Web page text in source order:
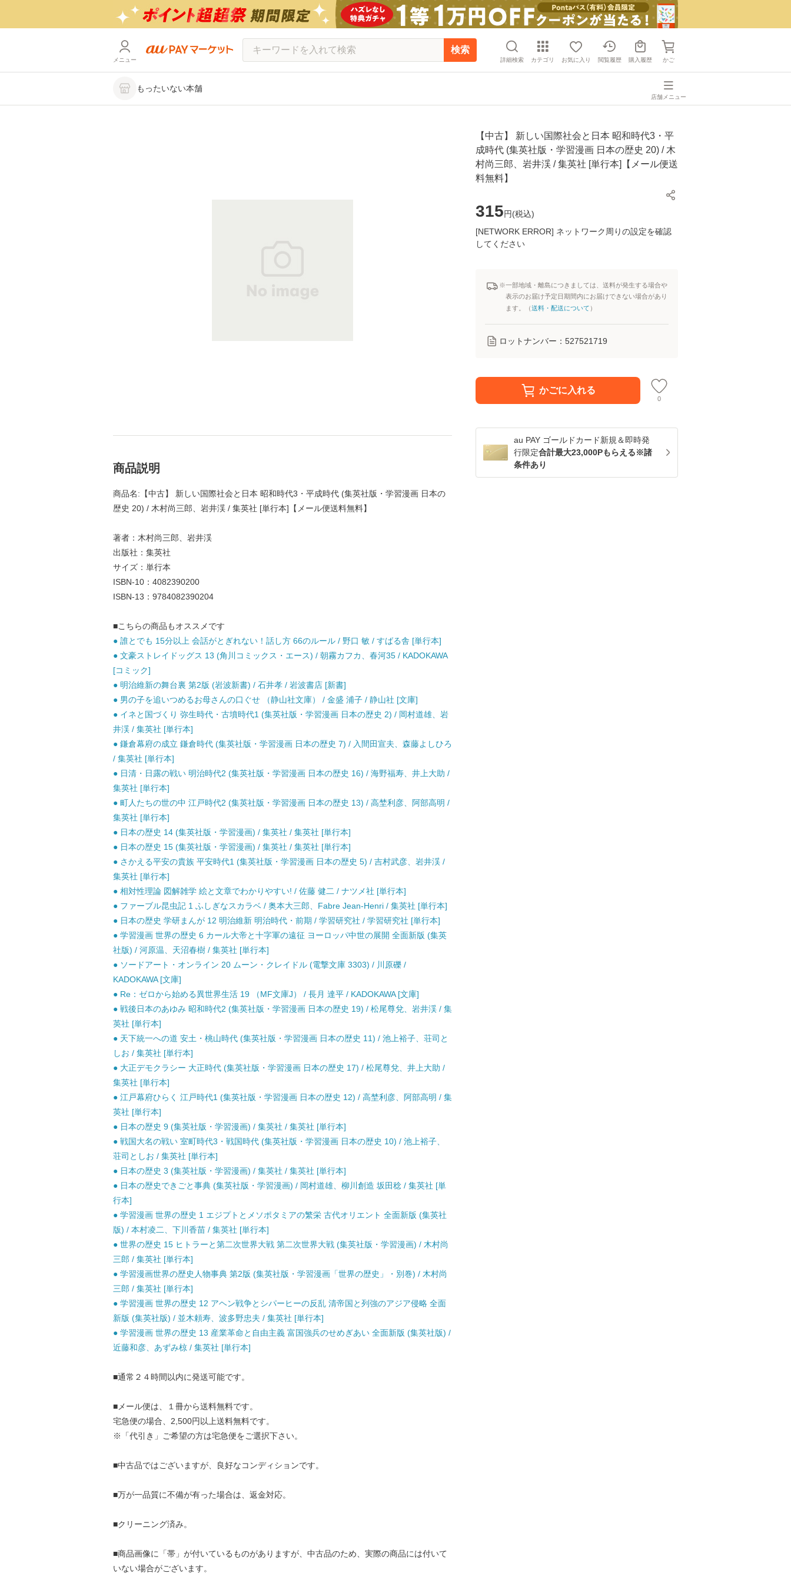
メニュー
検索
詳細検索 カテゴリ お気に入り 閲覧履歴 購入履歴 かご
もったいない本舗
店舗メニュー
【中古】 新しい国際社会と日本 昭和時代3・平
成時代 (集英社版・学習漫画 日本の歴史 20) / 木
村尚三郎、岩井渓 / 集英社 [単行本]【メール便送
料無料】
315円(税込)
[NETWORK ERROR] ネットワーク周りの設定を確認
してください
※一部地域・離島につきましては、送料が発生する場合や
表示のお届け予定日期間内にお届けできない場合があり
ます。（送料・配送について ）
ロットナンバー： 527521719
かごに入れる
0
au PAY ゴールドカード新規＆即時発
行限定合計最大23,000Pもらえる※諸
条件あり
商品説明
商品名:【中古】 新しい国際社会と日本 昭和時代3・平成時代 (集英社版・学習漫画 日本の
歴史 20) / 木村尚三郎、岩井渓 / 集英社 [単行本]【メール便送料無料】
著者：木村尚三郎、岩井渓
出版社：集英社
サイズ：単行本
ISBN-10：4082390200
ISBN-13：9784082390204
■こちらの商品もオススメです
● 誰とでも 15分以上 会話がとぎれない！話し方 66のルール / 野口 敏 / すばる舎 [単行本]
● 文豪ストレイドッグス 13 (角川コミックス・エース) / 朝霧カフカ、春河35 / KADOKAWA
[コミック]
● 明治維新の舞台裏 第2版 (岩波新書) / 石井孝 / 岩波書店 [新書]
● 男の子を追いつめるお母さんの口ぐせ （静山社文庫） / 金盛 浦子 / 静山社 [文庫]
● イネと国づくり 弥生時代・古墳時代1 (集英社版・学習漫画 日本の歴史 2) / 岡村道雄、岩
井渓 / 集英社 [単行本]
● 鎌倉幕府の成立 鎌倉時代 (集英社版・学習漫画 日本の歴史 7) / 入間田宣夫、森藤よしひろ
/ 集英社 [単行本]
● 日清・日露の戦い 明治時代2 (集英社版・学習漫画 日本の歴史 16) / 海野福寿、井上大助 /
集英社 [単行本]
● 町人たちの世の中 江戸時代2 (集英社版・学習漫画 日本の歴史 13) / 高埜利彦、阿部高明 /
集英社 [単行本]
● 日本の歴史 14 (集英社版・学習漫画) / 集英社 / 集英社 [単行本]
● 日本の歴史 15 (集英社版・学習漫画) / 集英社 / 集英社 [単行本]
● さかえる平安の貴族 平安時代1 (集英社版・学習漫画 日本の歴史 5) / 吉村武彦、岩井渓 /
集英社 [単行本]
● 相対性理論 図解雑学 絵と文章でわかりやすい! / 佐藤 健二 / ナツメ社 [単行本]
● ファーブル昆虫記 1 ふしぎなスカラベ / 奥本大三郎、Fabre Jean-Henri / 集英社 [単行本]
● 日本の歴史 学研まんが 12 明治維新 明治時代・前期 / 学習研究社 / 学習研究社 [単行本]
● 学習漫画 世界の歴史 6 カール大帝と十字軍の遠征 ヨーロッパ中世の展開 全面新版 (集英
社版) / 河原温、天沼春樹 / 集英社 [単行本]
● ソードアート・オンライン 20 ムーン・クレイドル (電撃文庫 3303) / 川原礫 /
KADOKAWA [文庫]
● Re：ゼロから始める異世界生活 19 （MF文庫J） / 長月 達平 / KADOKAWA [文庫]
● 戦後日本のあゆみ 昭和時代2 (集英社版・学習漫画 日本の歴史 19) / 松尾尊兌、岩井渓 / 集
英社 [単行本]
● 天下統一への道 安土・桃山時代 (集英社版・学習漫画 日本の歴史 11) / 池上裕子、荘司と
しお / 集英社 [単行本]
● 大正デモクラシー 大正時代 (集英社版・学習漫画 日本の歴史 17) / 松尾尊兌、井上大助 /
集英社 [単行本]
● 江戸幕府ひらく 江戸時代1 (集英社版・学習漫画 日本の歴史 12) / 高埜利彦、阿部高明 / 集
英社 [単行本]
● 日本の歴史 9 (集英社版・学習漫画) / 集英社 / 集英社 [単行本]
● 戦国大名の戦い 室町時代3・戦国時代 (集英社版・学習漫画 日本の歴史 10) / 池上裕子、
荘司としお / 集英社 [単行本]
● 日本の歴史 3 (集英社版・学習漫画) / 集英社 / 集英社 [単行本]
● 日本の歴史できごと事典 (集英社版・学習漫画) / 岡村道雄、柳川創造 坂田稔 / 集英社 [単
行本]
● 学習漫画 世界の歴史 1 エジプトとメソポタミアの繁栄 古代オリエント 全面新版 (集英社
版) / 本村凌二、下川香苗 / 集英社 [単行本]
● 世界の歴史 15 ヒトラーと第二次世界大戦 第二次世界大戦 (集英社版・学習漫画) / 木村尚
三郎 / 集英社 [単行本]
● 学習漫画世界の歴史人物事典 第2版 (集英社版・学習漫画「世界の歴史」・別巻) / 木村尚
三郎 / 集英社 [単行本]
● 学習漫画 世界の歴史 12 アヘン戦争とシパーヒーの反乱 清帝国と列強のアジア侵略 全面
新版 (集英社版) / 並木頼寿、波多野忠夫 / 集英社 [単行本]
● 学習漫画 世界の歴史 13 産業革命と自由主義 富国強兵のせめぎあい 全面新版 (集英社版) /
近藤和彦、あずみ椋 / 集英社 [単行本]
■通常２４時間以内に発送可能です。
■メール便は、１冊から送料無料です。
宅急便の場合、2,500円以上送料無料です。
※「代引き」ご希望の方は宅急便をご選択下さい。
■中古品ではございますが、良好なコンディションです。
■万が一品質に不備が有った場合は、返金対応。
■クリーニング済み。
■商品画像に「帯」が付いているものがありますが、中古品のため、実際の商品には付いて
いない場合がございます。